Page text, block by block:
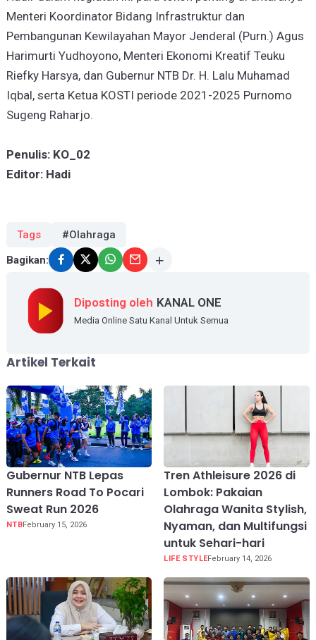
Menteri Koordinator Bidang Infrastruktur dan
Pembangunan Kewilayahan Mayor Jenderal (Purn.) Agus
Harimurti Yudhoyono, Menteri Ekonomi Kreatif Teuku
Riefky Harsya, dan Gubernur NTB Dr. H. Lalu Muhamad
Iqbal, serta Ketua KOSTI periode 2021-2025 Purnomo
Sugeng Raharjo.
Penulis: KO_02
Editor: Hadi
Tags #Olahraga
Bagikan:
Diposting oleh KANAL ONE
Media Online Satu Kanal Untuk Semua
Artikel Terkait
Gubernur NTB Lepas
Runners Road To Pocari
Sweat Run 2026
NTBFebruary 15, 2026
Tren Athleisure 2026 di
Lombok: Pakaian
Olahraga Wanita Stylish,
Nyaman, dan Multifungsi
untuk Sehari-hari
LIFE STYLEFebruary 14, 2026